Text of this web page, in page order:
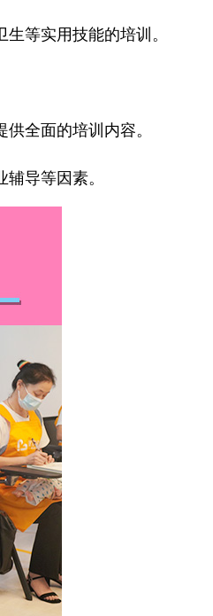
等实用技能的培训。
全面的培训内容。
导等因素。